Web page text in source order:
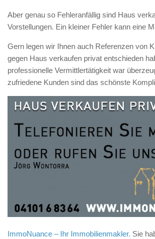
Aber genau so Fehleranfällig sind Haus
Vorstellungen. Ein kleiner Fehler kann eine
Gern legen wir Ihnen auch Referenzen von
gegen Haus verkaufen privat entschieden
professionelle Vermittlertätigkeit war
zufriedene Kunden sind das schönste
ImmoNuance – Ihr Immobilienmakler. Sie